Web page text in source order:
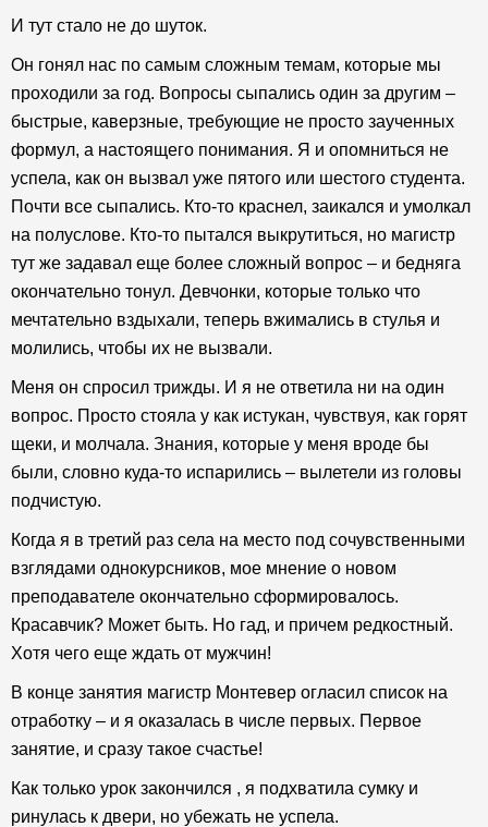
И тут стало не до шуток.
Он гонял нас по самым сложным темам, которые мы
проходили за год. Вопросы сыпались один за другим –
быстрые, каверзные, требующие не просто заученных
формул, а настоящего понимания. Я и опомниться не
успела, как он вызвал уже пятого или шестого студента.
Почти все сыпались. Кто-то краснел, заикался и умолкал
на полуслове. Кто-то пытался выкрутиться, но магистр
тут же задавал еще более сложный вопрос – и бедняга
окончательно тонул. Девчонки, которые только что
мечтательно вздыхали, теперь вжимались в стулья и
молились, чтобы их не вызвали.
Меня он спросил трижды. И я не ответила ни на один
вопрос. Просто стояла у как истукан, чувствуя, как горят
щеки, и молчала. Знания, которые у меня вроде бы
были, словно куда-то испарились – вылетели из головы
подчистую.
Когда я в третий раз села на место под сочувственными
взглядами однокурсников, мое мнение о новом
преподавателе окончательно сформировалось.
Красавчик? Может быть. Но гад, и причем редкостный.
Хотя чего еще ждать от мужчин!
В конце занятия магистр Монтевер огласил список на
отработку – и я оказалась в числе первых. Первое
занятие, и сразу такое счастье!
Как только урок закончился , я подхватила сумку и
ринулась к двери, но убежать не успела.